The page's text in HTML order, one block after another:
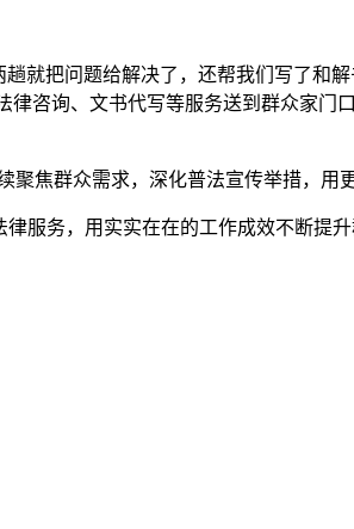
就把问题给解决了，还帮我们写了和
咨询、文书代写等服务送到群众家门
焦群众需求，深化普法宣传举措，用
服务，用实实在在的工作成效不断